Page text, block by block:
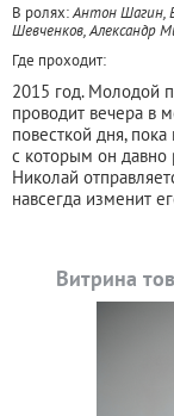
В ролях:Антон Шагин,
Шевченков, Александр
Где проходит:
2015 год. Молодой
проводит вечера в
повесткой дня, пока
с которым он давно
Николай
навсегда изменит
Витрина